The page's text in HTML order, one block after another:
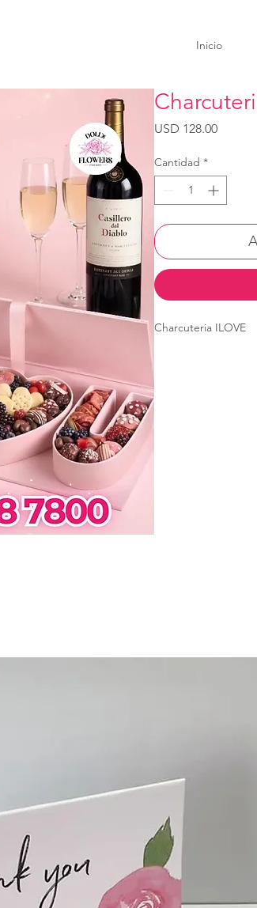
Inicio
USD 128.00Precio
Cantidad *
Charcuteria ILOVE